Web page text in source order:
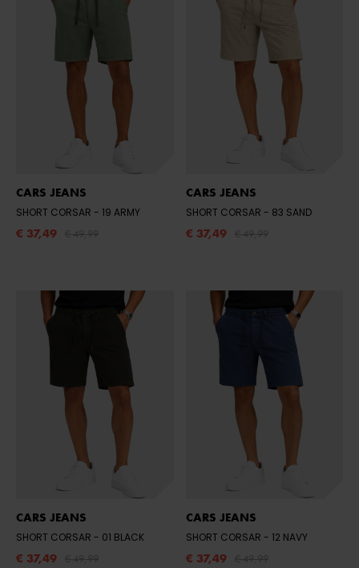
CARS JEANS
SHORT CORSAR - 19 ARMY
€ 37,49
CARS JEANS
SHORT CORSAR - 83 SAND
€ 37,49
CARS JEANS
SHORT CORSAR - 01 BLACK
€ 37,49
CARS JEANS
SHORT CORSAR - 12 NAVY
€ 37,49